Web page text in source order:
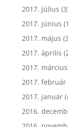
2017. július
2017. június
2017. május
2017. április
2017. március
2017. február
2017. január
2016.